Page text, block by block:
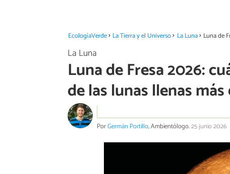
EcologíaVerde La Tierra y el Universo La Luna Luna de
La Luna
Luna de Fresa 2026:
de las lunas llenas
PorGermán Portillo, Ambientólogo.25 junio 2026